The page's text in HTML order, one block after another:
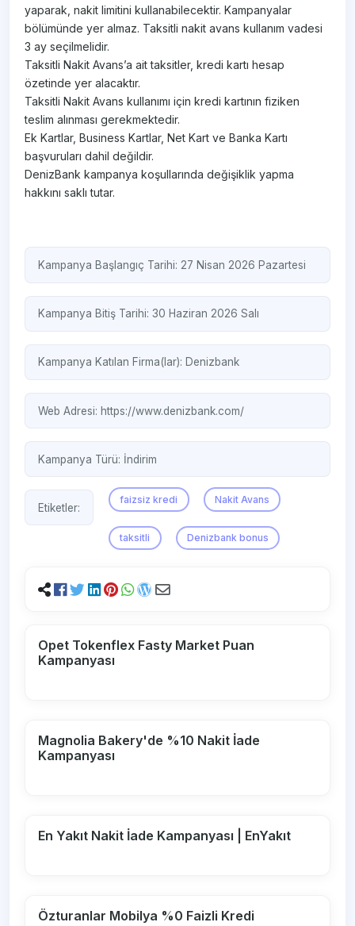
yaparak, nakit limitini kullanabilecektir. Kampanyalar
bölümünde yer almaz. Taksitli nakit avans kullanım vadesi
3 ay seçilmelidir.
Taksitli Nakit Avans’a ait taksitler, kredi kartı hesap
özetinde yer alacaktır.
Taksitli Nakit Avans kullanımı için kredi kartının fiziken
teslim alınması gerekmektedir.
Ek Kartlar, Business Kartlar, Net Kart ve Banka Kartı
başvuruları dahil değildir.
DenizBank kampanya koşullarında değişiklik yapma
hakkını saklı tutar.
Kampanya Başlangıç Tarihi: 27 Nisan 2026 Pazartesi
Kampanya Bitiş Tarihi: 30 Haziran 2026 Salı
Kampanya Katılan Firma(lar): Denizbank
Web Adresi:https://www.denizbank.com/
Kampanya Türü: İndirim
Etiketler:
faizsiz kredi Nakit Avans
taksitli Denizbank bonus
Opet Tokenflex Fasty Market Puan
Kampanyası
Magnolia Bakery'de %10 Nakit İade
Kampanyası
En Yakıt Nakit İade Kampanyası | EnYakıt
Özturanlar Mobilya %0 Faizli Kredi